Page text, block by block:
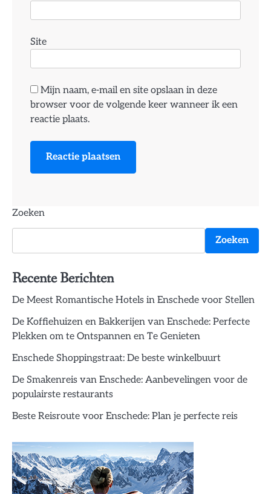
Site
Mijn naam, e-mail en site opslaan in deze
browser voor de volgende keer wanneer ik een
reactie plaats.
Zoeken
Zoeken
Recente Berichten
De Meest Romantische Hotels in Enschede voor Stellen
De Koffiehuizen en Bakkerijen van Enschede: Perfecte
Plekken om te Ontspannen en Te Genieten
Enschede Shoppingstraat: De beste winkelbuurt
De Smakenreis van Enschede: Aanbevelingen voor de
populairste restaurants
Beste Reisroute voor Enschede: Plan je perfecte reis